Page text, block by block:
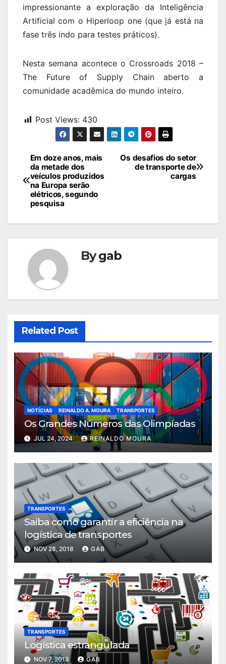
impressionante a exploração da Inteligência
Artificial com o Hiperloop one (que já está na
fase três indo para testes práticos).
Nesta semana acontece o Crossroads 2018 –
The Future of Supply Chain aberto a
comunidade acadêmica do mundo inteiro.
Post Views: 430
Navegação
de
Post
Os desafios do setor
de transporte de
cargas
Em doze anos, mais
da metade dos
veículos produzidos
na Europa serão
elétricos, segundo
pesquisa
Bygab
Related Post
NOTÍCIAS REINALDO A. MOURA TRANSPORTES
Os Grandes Números das Olimpíadas
JUL 24, 2024 REINALDO MOURA
TRANSPORTES
Saiba como garantir a eficiência na
logística de transportes
NOV 28, 2018 GAB
TRANSPORTES
Logística estrangulada
NOV 7, 2018 GAB